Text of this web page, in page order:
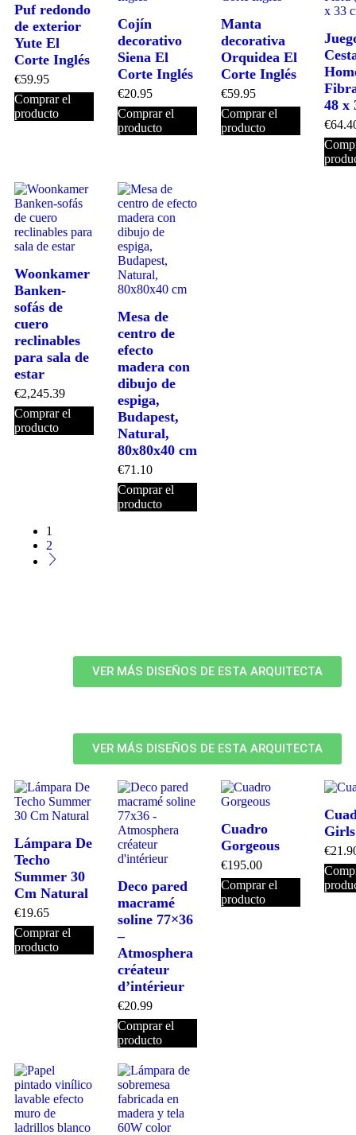
Puf redondo
de exterior
Yute El
Corte Inglés
€59.95
Comprar el
producto
Cojín
decorativo
Siena El
Corte Inglés
€20.95
Comprar el
producto
Manta
decorativa
Orquidea El
Corte Inglés
€59.95
Comprar el
producto
48 x
€
Woonkamer
Banken-
sofás de
cuero
reclinables
para sala de
estar
€2,245.39
Comprar el
producto
Mesa de
centro de
efecto
madera con
dibujo de
espiga,
Budapest,
Natural,
80x80x40 cm
€71.10
Comprar el
producto
1
2
VER MÁS DISEÑOS DE ESTA ARQUITECTA
VER MÁS DISEÑOS DE ESTA ARQUITECTA
Lámpara De
Techo
Summer 30
Cm Natural
€19.65
Comprar el
producto
Deco pared
macramé
soline 77×36
–
Atmosphera
créateur
d’intérieur
€20.99
Comprar el
producto
Cuadro
Gorgeous
€195.00
Comprar el
producto
Girls
€